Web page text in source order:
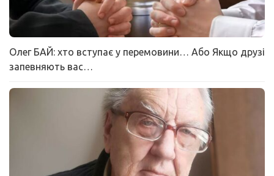
Олег БАЙ: хто вступає у перемовини… Або Якщо друзі
запевняють вас…